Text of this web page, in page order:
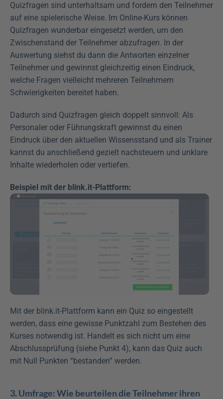
Quizfragen sind unterhaltsam und fordern den Teilnehmer
auf eine spielerische Weise. Im Online-Kurs können
Quizfragen wunderbar eingesetzt werden, um den
Zwischenstand der Teilnehmer abzufragen. In der
Auswertung siehst du dann die Antworten einzelner
Teilnehmer und gewinnst gleichzeitig einen Eindruck,
welche Fragen vielleicht mehreren Teilnehmern
Schwierigkeiten bereitet haben.
Dadurch sind Quizfragen gleich doppelt sinnvoll: Als
Personaler oder Führungskraft gewinnst du einen
Eindruck über den aktuellen Wissensstand und als Trainer
kannst du anschließend gezielt nachsteuern und unklare
Inhalte wiederholen oder vertiefen.
Beispiel mit der blink.it-Plattform:
Mit der blink.it-Plattform kann ein Quiz so eingestellt
werden, dass eine gewisse Punktzahl zum Bestehen des
Kurses notwendig ist. Handelt es sich nicht um eine
Abschlussprüfung (siehe Punkt 4), kann das Quiz auch
mit Null Punkten “bestanden” werden.
3. Umfrage: Wie beurteilen die Teilnehmer ihren